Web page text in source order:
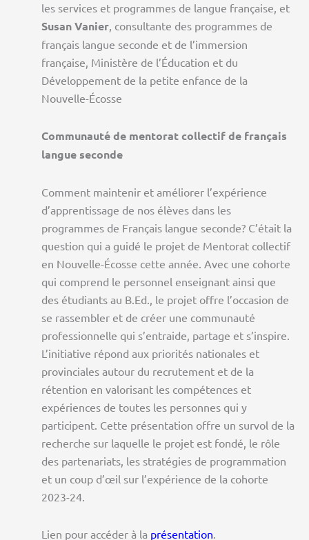
les services et programmes de langue française, et
Susan Vanier, consultante des programmes de
français langue seconde et de l’immersion
française, Ministère de l’Éducation et du
Développement de la petite enfance de la
Nouvelle-Écosse
Communauté de mentorat collectif de français
langue seconde
Comment maintenir et améliorer l’expérience
d’apprentissage de nos élèves dans les
programmes de Français langue seconde? C’était la
question qui a guidé le projet de Mentorat collectif
en Nouvelle-Écosse cette année. Avec une cohorte
qui comprend le personnel enseignant ainsi que
des étudiants au B.Ed., le projet offre l’occasion de
se rassembler et de créer une communauté
professionnelle qui s’entraide, partage et s’inspire.
L’initiative répond aux priorités nationales et
provinciales autour du recrutement et de la
rétention en valorisant les compétences et
expériences de toutes les personnes qui y
participent. Cette présentation offre un survol de la
recherche sur laquelle le projet est fondé, le rôle
des partenariats, les stratégies de programmation
et un coup d’œil sur l’expérience de la cohorte
2023-24.
Lien pour accéder à la présentation.